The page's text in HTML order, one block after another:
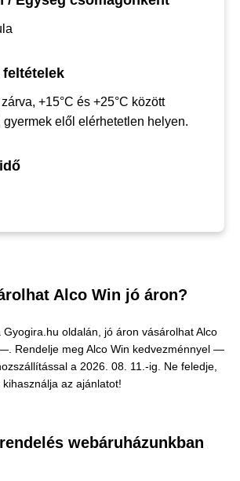
+15°C és +25°C között
gyermek elől elérhetetlen helyen.
Alco Win jó áron?
oldalán, jó áron vásárolhat Alco
— . Rendelje meg Alco Win kedvezménnyel —
a 2026. 08. 11.-ig. Ne feledje,
az ajánlatot!
webáruházunkban